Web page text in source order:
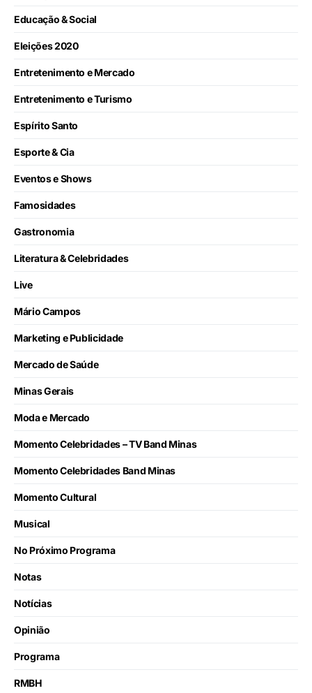
Educação & Social
Eleições 2020
Entretenimento e Mercado
Entretenimento e Turismo
Espírito Santo
Esporte & Cia
Eventos e Shows
Famosidades
Gastronomia
Literatura & Celebridades
Live
Mário Campos
Marketing e Publicidade
Mercado de Saúde
Minas Gerais
Moda e Mercado
Momento Celebridades – TV Band Minas
Momento Celebridades Band Minas
Momento Cultural
Musical
No Próximo Programa
Notas
Notícias
Opinião
Programa
RMBH